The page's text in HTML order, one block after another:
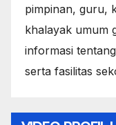
pimpinan, guru,
khalayak umum
informasi
serta fasilitas